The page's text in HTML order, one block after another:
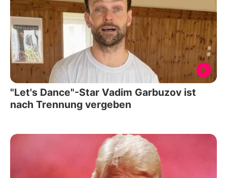
"Let's Dance"-Star Vadim Garbuzov ist
nach Trennung vergeben